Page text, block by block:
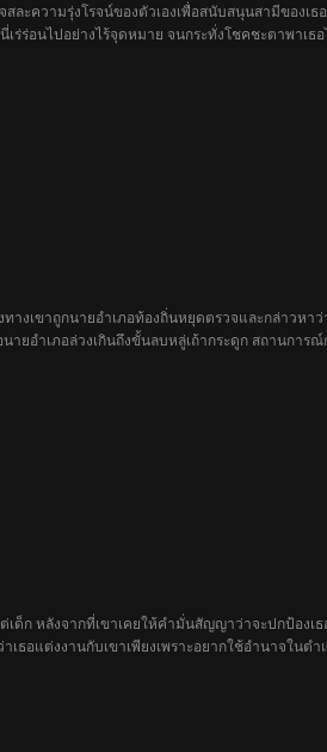
ะความรุ่งโรจน์ของตัวเองเพื่อสนับสนุนสามีของเธ
อนไปอย่างไร้จุดหมาย จนกระทั่งโชคชะตาพาเธ
งเขาถูกนายอำเภอท้องถิ่นหยุดตรวจและกล่าวห
ยอำเภอล่วงเกินถึงขั้นลบหลู่เถ้ากระดูก สถานกา
ด็ก หลังจากที่เขาเคยให้คำมั่นสัญญาว่าจะปกป้อง
ธอแต่งงานกับเขาเพียงเพราะอยากใช้อำนาจในต